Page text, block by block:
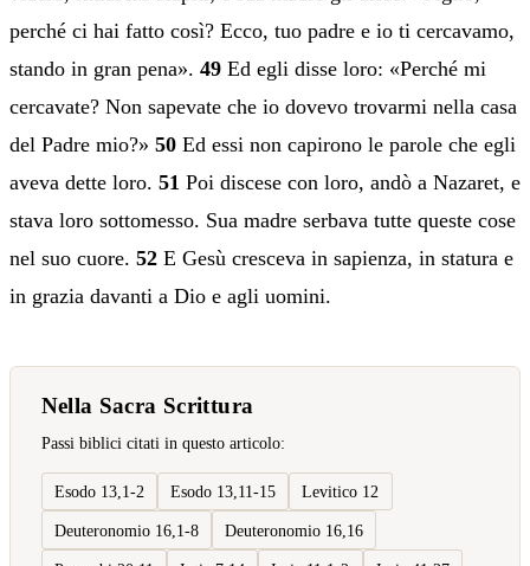
perché ci hai fatto così? Ecco, tuo padre e io ti cercavamo,
stando in gran pena». 49 Ed egli disse loro: «Perché mi
cercavate? Non sapevate che io dovevo trovarmi nella casa
del Padre mio?» 50 Ed essi non capirono le parole che egli
aveva dette loro. 51 Poi discese con loro, andò a Nazaret, e
stava loro sottomesso. Sua madre serbava tutte queste cose
nel suo cuore. 52 E Gesù cresceva in sapienza, in statura e
in grazia davanti a Dio e agli uomini.
Nella Sacra Scrittura
Passi biblici citati in questo articolo:
Esodo 13,1-2 Esodo 13,11-15 Levitico 12
Deuteronomio 16,1-8 Deuteronomio 16,16